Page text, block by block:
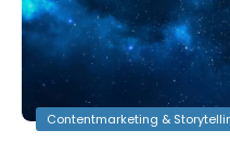
Contentmarketing &